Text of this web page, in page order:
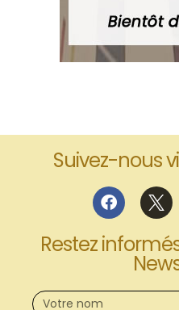
Suivez-nous
Restez